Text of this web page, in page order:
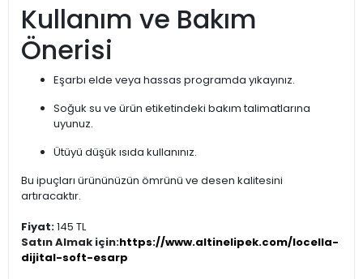
Kullanım ve Bakım
Önerisi
Eşarbı elde veya hassas programda yıkayınız.
Soğuk su ve ürün etiketindeki bakım talimatlarına
uyunuz.
Ütüyü düşük ısıda kullanınız.
Bu ipuçları ürününüzün ömrünü ve desen kalitesini
artıracaktır.
Fiyat:145 TL
Satın Almak için:https://www.altinelipek.com/locella-
dijital-soft-esarp